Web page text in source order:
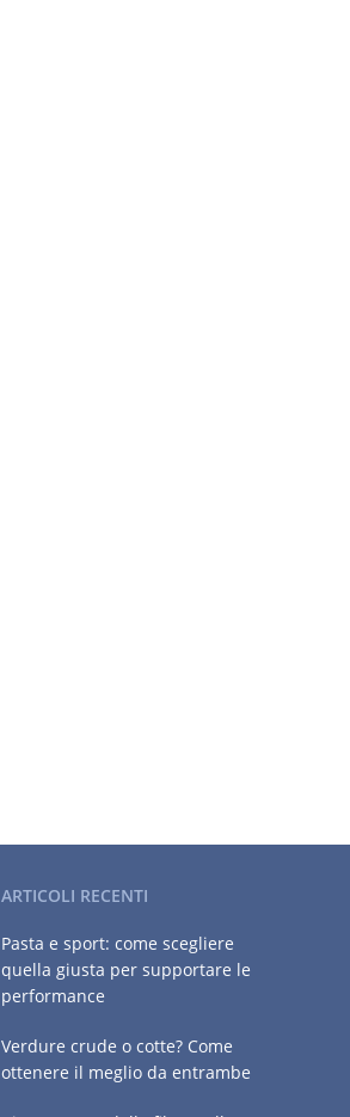
ARTICOLI RECENTI
Pasta e sport: come scegliere
quella giusta per supportare le
performance
Verdure crude o cotte? Come
ottenere il meglio da entrambe